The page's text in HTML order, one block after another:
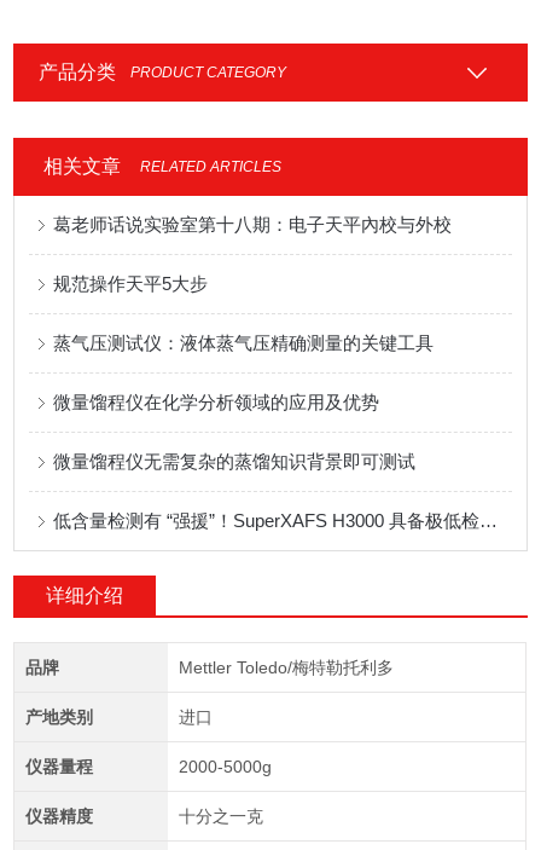
产品分类 PRODUCT CATEGORY
相关文章 RELATED ARTICLES
葛老师话说实验室第十八期：电子天平內校与外校
规范操作天平5大步
蒸气压测试仪：液体蒸气压精确测量的关键工具
微量馏程仪在化学分析领域的应用及优势
微量馏程仪无需复杂的蒸馏知识背景即可测试
低含量检测有 “强援”！SuperXAFS H3000 具备极低检测限
详细介绍
品牌 Mettler Toledo/梅特勒托利多
产地类别 进口
仪器量程 2000-5000g
仪器精度 十分之一克